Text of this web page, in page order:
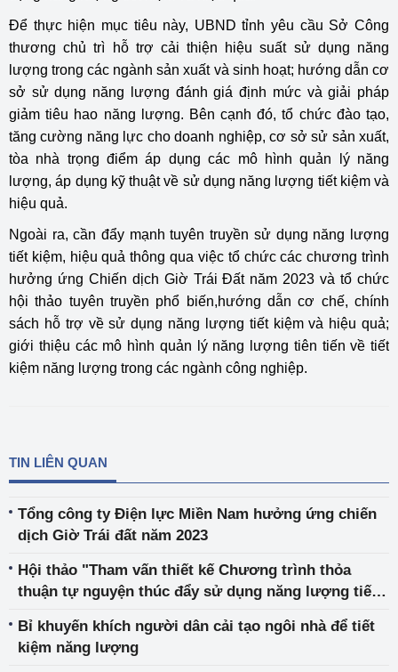
Để thực hiện mục tiêu này, UBND tỉnh yêu cầu Sở Công
thương chủ trì hỗ trợ cải thiện hiệu suất sử dụng năng
lượng trong các ngành sản xuất và sinh hoạt; hướng dẫn cơ
sở sử dụng năng lượng đánh giá định mức và giải pháp
giảm tiêu hao năng lượng. Bên cạnh đó, tổ chức đào tạo,
tăng cường năng lực cho doanh nghiệp, cơ sở sử sản xuất,
tòa nhà trọng điểm áp dụng các mô hình quản lý năng
lượng, áp dụng kỹ thuật về sử dụng năng lượng tiết kiệm và
hiệu quả.
Ngoài ra, cần đẩy mạnh tuyên truyền sử dụng năng lượng
tiết kiệm, hiệu quả thông qua việc tổ chức các chương trình
hưởng ứng Chiến dịch Giờ Trái Đất năm 2023 và tổ chức
hội thảo tuyên truyền phổ biến,hướng dẫn cơ chế, chính
sách hỗ trợ về sử dụng năng lượng tiết kiệm và hiệu quả;
giới thiệu các mô hình quản lý năng lượng tiên tiến về tiết
kiệm năng lượng trong các ngành công nghiệp.
TIN LIÊN QUAN
Tổng công ty Điện lực Miền Nam hưởng ứng chiến
dịch Giờ Trái đất năm 2023
Hội thảo "Tham vấn thiết kế Chương trình thỏa
thuận tự nguyện thúc đẩy sử dụng năng lượng tiết
Bỉ khuyến khích người dân cải tạo ngôi nhà để tiết
kiệm năng lượng